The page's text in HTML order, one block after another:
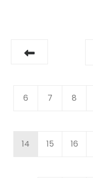
6 7 8
14 15 16